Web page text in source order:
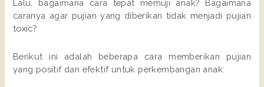
Lalu, bagaimana cara tepat memuji anak? Bagaimana
caranya agar pujian yang diberikan tidak menjadi pujian
toxic?
Berikut ini adalah beberapa cara memberikan pujian
yang positif dan efektif untuk perkembangan anak: